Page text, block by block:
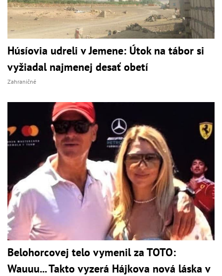
Húsíovia udreli v Jemene: Útok na tábor si
vyžiadal najmenej desať obetí
Zahraničné
Belohorcovej telo vymenil za TOTO:
Wauuu... Takto vyzerá Hájkova nová láska v